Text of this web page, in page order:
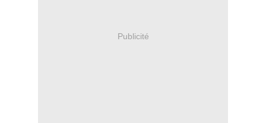
Publicité